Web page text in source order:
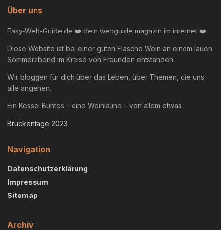
Über uns
Easy-Web-Guide.de ❤️ dein webguide magazin im internet ❤️
Diese Website ist bei einer guten Flasche Wein an einem lauen
Sommerabend im Kreise von Freunden entstanden.
Wir bloggen für dich über das Leben, über Themen, die uns
alle angehen.
Ein Kessel Buntes – eine Weinlaune – von allem etwas …
Brückentage 2023
Navigation
Datenschutzerklärung
Impressum
Sitemap
Archiv